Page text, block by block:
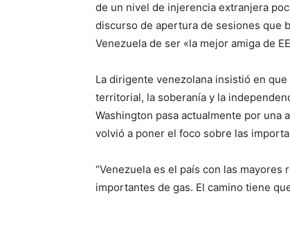
de un nivel de injerencia extranjera
discurso de apertura de sesiones que
Venezuela de ser «la mejor amiga de
La dirigente venezolana insistió en
territorial, la soberanía y la
Washington pasa actualmente por una
volvió a poner el foco sobre las
“Venezuela es el país con las
importantes de gas. El camino tiene